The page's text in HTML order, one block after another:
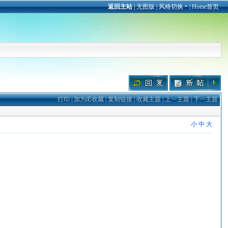
返回主站|无图版|风格切换 |Home首页
打印|加为IE收藏|复制链接|收藏主题|上一主题|下一主题
小 中 大